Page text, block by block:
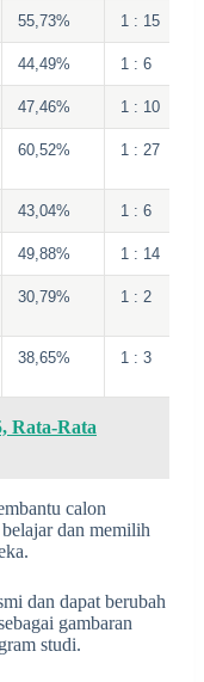
55,73% 1 : 15
44,49% 1 : 6
47,46% 1 : 10
60,52% 1 : 27
43,04% 1 : 6
49,88% 1 : 14
30,79% 1 : 2
38,65% 1 : 3
Rata-Rata
calon
dan memilih
dan dapat berubah
gambaran
studi.